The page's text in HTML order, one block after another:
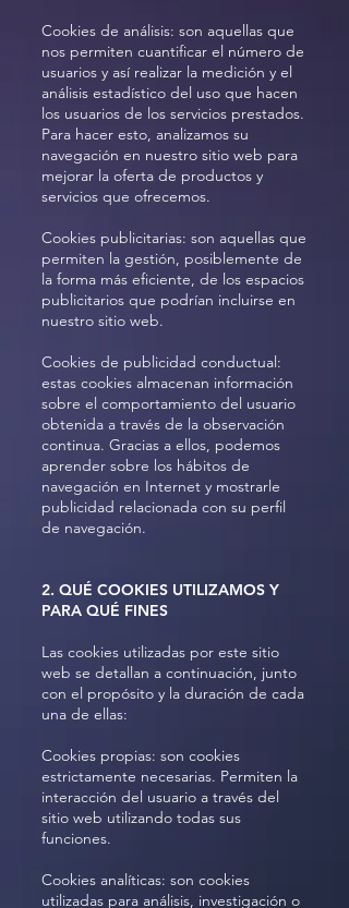
Cookies de análisis: son aquellas que
nos permiten cuantificar el número de
usuarios y así realizar la medición y el
análisis estadístico del uso que hacen
los usuarios de los servicios prestados.
Para hacer esto, analizamos su
navegación en nuestro sitio web para
mejorar la oferta de productos y
servicios que ofrecemos.
Cookies publicitarias: son aquellas que
permiten la gestión, posiblemente de
la forma más eficiente, de los espacios
publicitarios que podrían incluirse en
nuestro sitio web.
Cookies de publicidad conductual:
estas cookies almacenan información
sobre el comportamiento del usuario
obtenida a través de la observación
continua. Gracias a ellos, podemos
aprender sobre los hábitos de
navegación en Internet y mostrarle
publicidad relacionada con su perfil
de navegación.
2. QUÉ COOKIES UTILIZAMOS Y
PARA QUÉ FINES
Las cookies utilizadas por este sitio
web se detallan a continuación, junto
con el propósito y la duración de cada
una de ellas:
Cookies propias: son cookies
estrictamente necesarias. Permiten la
interacción del usuario a través del
sitio web utilizando todas sus
funciones.
Cookies analíticas: son cookies
utilizadas para análisis, investigación o